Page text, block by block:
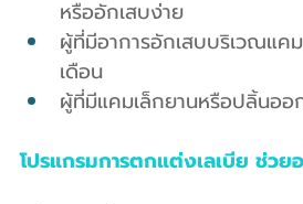
หรืออักเสบง่าย
ผู้ที่มีอาการอักเสบบริเวณแคม
เดือน
ผู้ที่มีแคมเล็กยานหรือปลิ้นออ
โปรแกรมการตกแต่งเลเบีย ช่วยอ